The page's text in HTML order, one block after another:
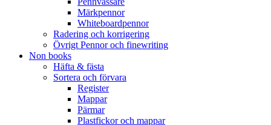
Märkpennor
Whiteboardpennor
Radering och korrigering
Övrigt Pennor och finewriting
Non books
Häfta & fästa
Sortera och förvara
Register
Mappar
Pärmar
Plastfickor och mappar